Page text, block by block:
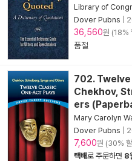
Library of
Dover Pubns
36,560원 (18%
품절
702.
Chekhov,
ers
Mary Carolyn
Dover Pubns
7,600원 (30%
택배로 주문하면 8